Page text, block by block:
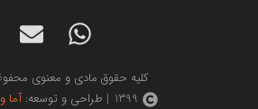
کلیه حقوق مادی و معنوی
1399 | طراحی و توسعه:
آما